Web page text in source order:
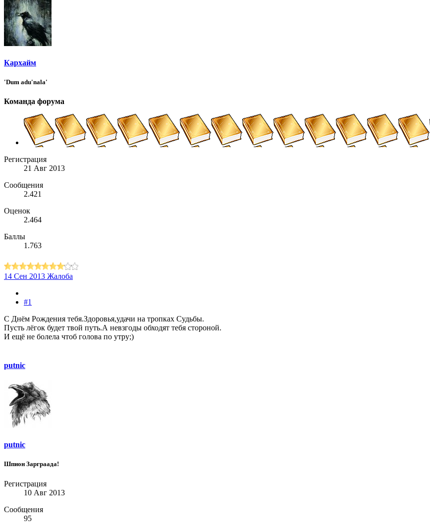
Кархайм
'Dum adu'nala'
Команда форума
Регистрация
21 Авг 2013
Сообщения
2.421
Оценок
2.464
Баллы
1.763
14 Сен 2013 Жалоба
#1
С Днём Рождения тебя.Здоровья,удачи на тропках Судьбы.
Пусть лёгок будет твой путь.А невзгоды обходят тебя стороной.
И ещё не болела чтоб голова по утру;)
putnic
putnic
Шпион Зарграада!
Регистрация
10 Авг 2013
Сообщения
95